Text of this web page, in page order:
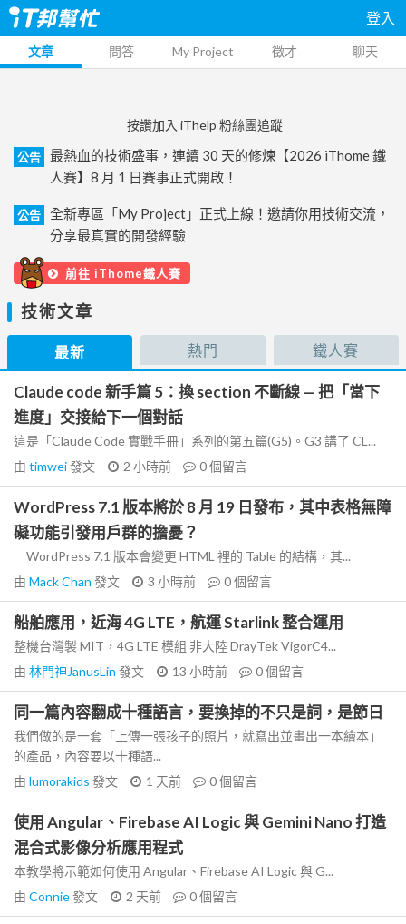
登入
文章 問答 My Project 徵才 聊天
按讚加入 iThelp 粉絲團追蹤
公告
最熱血的技術盛事，連續 30 天的修煉【2026 iThome 鐵
人賽】8 月 1 日賽事正式開啟！
公告
全新專區「My Project」正式上線！邀請你用技術交流，
分享最真實的開發經驗
前往 iThome鐵人賽
技術文章
最新 熱門 鐵人賽
Claude code 新手篇 5：換 section 不斷線 — 把「當下
進度」交接給下一個對話
這是「Claude Code 實戰手冊」系列的第五篇(G5)。G3 講了 CL...
由 timwei發文 2 小時前 0個留言
WordPress 7.1 版本將於 8 月 19 日發布，其中表格無障
礙功能引發用戶群的擔憂？
WordPress 7.1 版本會變更 HTML 裡的 Table 的結構，其...
由 Mack Chan 發文 3 小時前 0個留言
船舶應用，近海 4G LTE，航運 Starlink 整合運用
整機台灣製 MIT，4G LTE 模組 非大陸 DrayTek VigorC4...
由 林門神JanusLin 發文 13 小時前 0個留言
同一篇內容翻成十種語言，要換掉的不只是詞，是節日
我們做的是一套「上傳一張孩子的照片，就寫出並畫出一本繪本」
的產品，內容要以十種語...
由 lumorakids 發文 1 天前 0個留言
使用 Angular、Firebase AI Logic 與 Gemini Nano 打造
混合式影像分析應用程式
本教學將示範如何使用 Angular、Firebase AI Logic 與 G...
由 Connie發文 2 天前 0個留言